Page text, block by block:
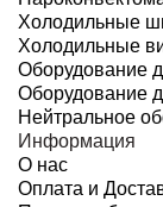
Холодильные
Холодильные
Оборудование
Оборудование
Нейтральное
Информация
О нас
Оплата и